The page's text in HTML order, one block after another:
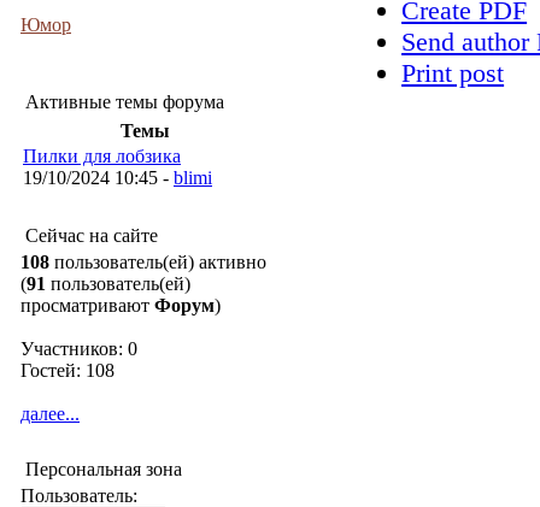
Юмор
Активные темы форума
Темы
Пилки для лобзика
19/10/2024 10:45 - blimi
Сейчас на сайте
108 пользователь(ей) активно
(91 пользователь(ей)
просматривают Форум)
Участников: 0
Гостей: 108
далее...
Персональная зона
Пользователь:
Create PDF
Send
Print post